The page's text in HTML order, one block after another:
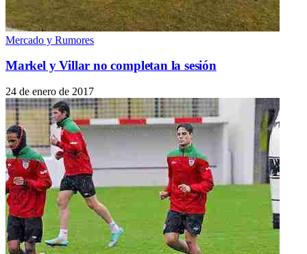
Mercado y Rumores
Markel y Villar no completan la sesión
24 de enero de 2017